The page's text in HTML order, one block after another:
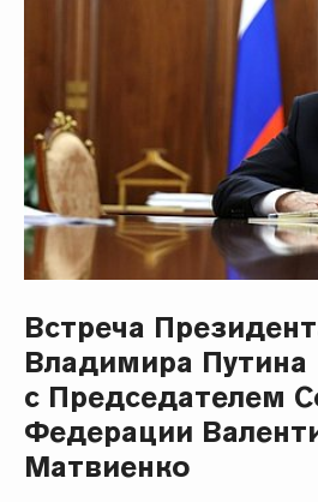
Встреча
Владимира Путина
с Председателем
Федерации
Матвиенко